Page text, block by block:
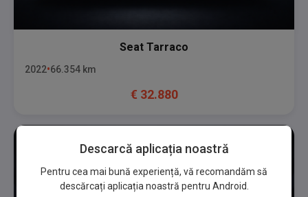
Seat Tarraco
2022 66.354 km
€ 32.880
Descarcă aplicația noastră
Pentru cea mai bună experiență, vă recomandăm să
descărcați aplicația noastră pentru Android.